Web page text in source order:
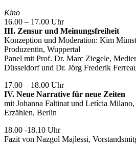
Kino
16.00 – 17.00 Uhr
III. Zensur und Meinungsfreiheit
Konzeption und Moderation: Kim
Produzentin, Wuppertal
Panel mit Prof. Dr. Marc Ziegele,
Düsseldorf und Dr. Jörg Frederik
17.00 – 18.00 Uhr
IV. Neue Narrative für neue Zeiten
mit Johanna Faltinat und Letícia
Erzählen, Berlin
18.00 -18.10 Uhr
Fazit von Nazgol Majlessi,